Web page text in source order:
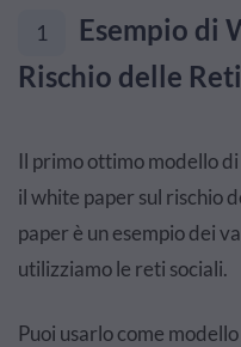
1
Esempio di
Rischio delle
Il primo ottimo modello
il white paper sul rischio
paper è un esempio dei
utilizziamo le reti sociali.
Puoi usarlo come